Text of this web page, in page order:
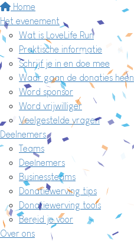
Home
Het evenement
Wat is LoveLife Run
Praktische informatie
Schrijf je in en doe mee
Waar gaan de donaties heen
Word sponsor
Word vrijwilliger
Veelgestelde vragen
Deelnemers
Teams
Deelnemers
Businessteams
Donatiewerving tips
Donatiewerving tools
Bereid je voor
Over ons